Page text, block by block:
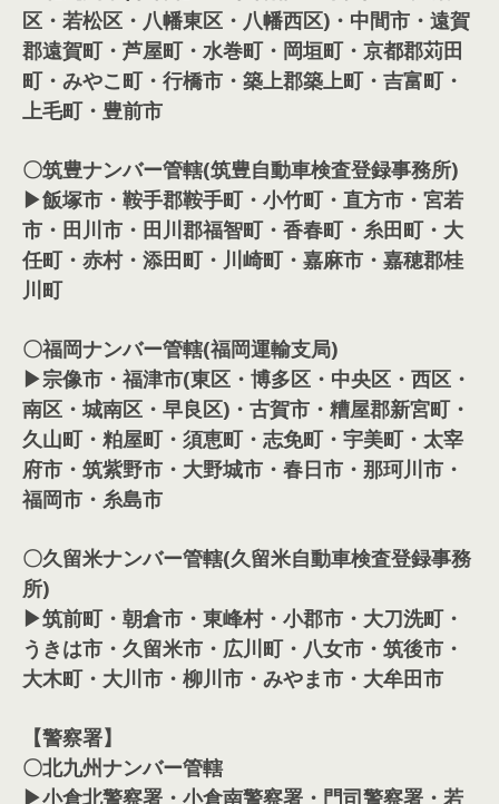
区・若松区・八幡東区・八幡西区)・中間市・遠賀
郡遠賀町・芦屋町・水巻町・岡垣町・京都郡苅田
町・みやこ町・行橋市・築上郡築上町・吉富町・
上毛町・豊前市
〇筑豊ナンバー管轄(筑豊自動車検査登録事務所)
▶飯塚市・鞍手郡鞍手町・小竹町・直方市・宮若
市・田川市・田川郡福智町・香春町・糸田町・大
任町・赤村・添田町・川崎町・嘉麻市・嘉穂郡桂
川町
〇福岡ナンバー管轄(福岡運輸支局)
▶宗像市・福津市(東区・博多区・中央区・西区・
南区・城南区・早良区)・古賀市・糟屋郡新宮町・
久山町・粕屋町・須恵町・志免町・宇美町・太宰
府市・筑紫野市・大野城市・春日市・那珂川市・
福岡市・糸島市
〇久留米ナンバー管轄(久留米自動車検査登録事務
所)
▶筑前町・朝倉市・東峰村・小郡市・大刀洗町・
うきは市・久留米市・広川町・八女市・筑後市・
大木町・大川市・柳川市・みやま市・大牟田市
【警察署】
〇北九州ナンバー管轄
▶小倉北警察署・小倉南警察署・門司警察署・若